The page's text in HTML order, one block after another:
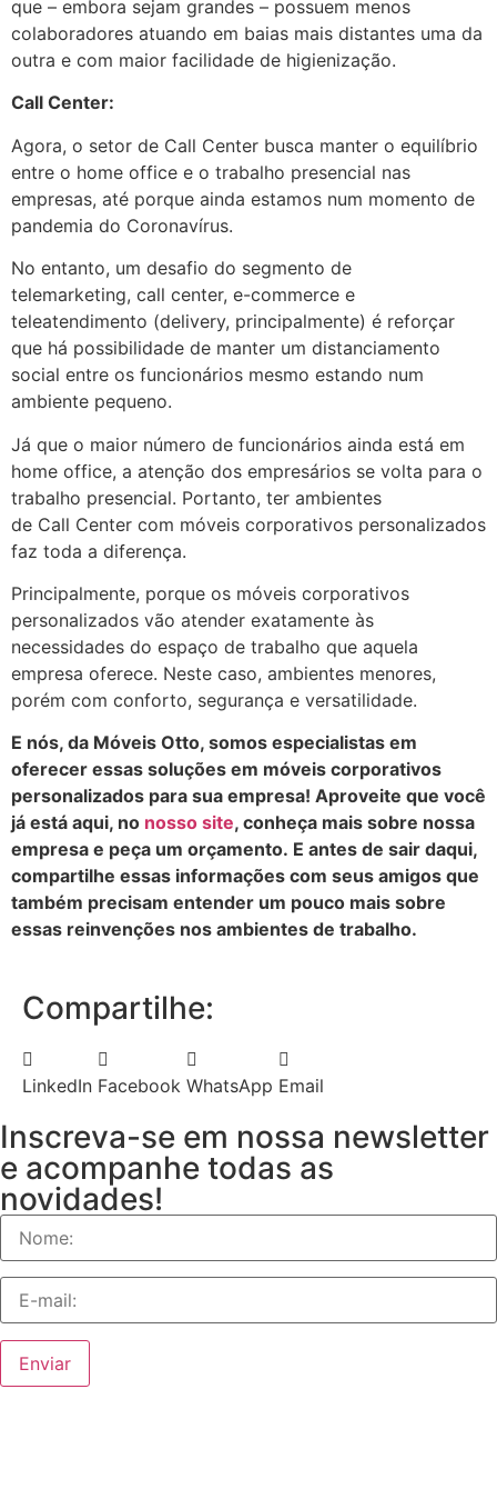
que – embora sejam grandes – possuem menos
colaboradores atuando em baias mais distantes uma da
outra e com maior facilidade de higienização.
Call Center:
Agora, o setor de Call Center busca manter o equilíbrio
entre o home office e o trabalho presencial nas
empresas, até porque ainda estamos num momento de
pandemia do Coronavírus.
No entanto, um desafio do segmento de
telemarketing, call center, e-commerce e
teleatendimento (delivery, principalmente) é reforçar
que há possibilidade de manter um distanciamento
social entre os funcionários mesmo estando num
ambiente pequeno.
Já que o maior número de funcionários ainda está em
home office, a atenção dos empresários se volta para o
trabalho presencial. Portanto, ter ambientes
de Call Center com móveis corporativos personalizados
faz toda a diferença.
Principalmente, porque os móveis corporativos
personalizados vão atender exatamente às
necessidades do espaço de trabalho que aquela
empresa oferece. Neste caso, ambientes menores,
porém com conforto, segurança e versatilidade.
E nós, da Móveis Otto, somos especialistas em
oferecer essas soluções em móveis corporativos
personalizados para sua empresa! Aproveite que você
já está aqui, no nosso site, conheça mais sobre nossa
empresa e peça um orçamento. E antes de sair daqui,
compartilhe essas informações com seus amigos que
também precisam entender um pouco mais sobre
essas reinvenções nos ambientes de trabalho.
Compartilhe:
LinkedIn Facebook WhatsApp Email
Inscreva-se em nossa newsletter
e acompanhe todas as
novidades!
Enviar